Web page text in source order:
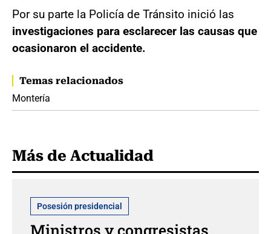
Por su parte la Policía de Tránsito inició las
investigaciones para esclarecer las causas que
ocasionaron el accidente.
Temas relacionados
Montería
Más de Actualidad
Posesión presidencial
Ministros y congresistas